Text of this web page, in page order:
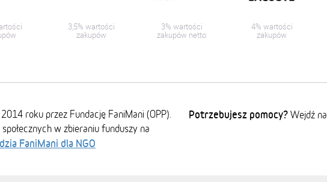
3,5% wartości
zakupów
3% wartości
zakupów netto
4% wartości
zakupów
roku przez Fundację FaniMani (OPP).
w zbieraniu funduszy na
FaniMani dla NGO
Potrzebujesz pomocy? Wejdź na